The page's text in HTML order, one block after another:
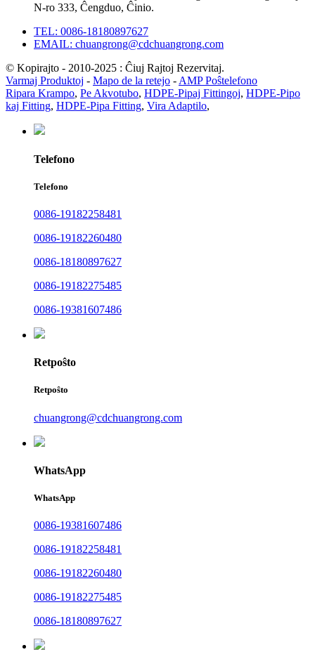
N-ro 333, Ĉengduo, Ĉinio.
TEL: 0086-18180897627
EMAIL: chuangrong@cdchuangrong.com
© Kopirajto - 2010-2025 : Ĉiuj Rajtoj Rezervitaj.
Varmaj Produktoj - Mapo de la retejo -AMP Poŝtelefono
Ripara Krampo, Pe Akvotubo, HDPE-Pipaj Fittingoj, HDPE-Pipo
kaj Fitting, HDPE-Pipa Fitting, Vira Adaptilo,
Telefono
Telefono
0086-19182258481
0086-19182260480
0086-18180897627
0086-19182275485
0086-19381607486
Retpoŝto
Retpoŝto
chuangrong@cdchuangrong.com
WhatsApp
WhatsApp
0086-19381607486
0086-19182258481
0086-19182260480
0086-19182275485
0086-18180897627